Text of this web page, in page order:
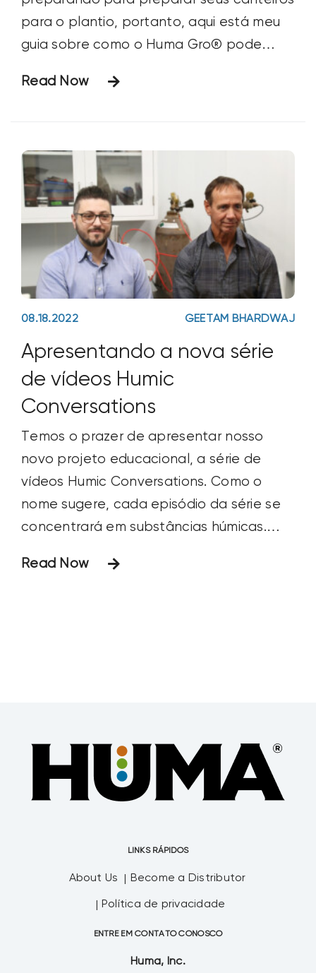
08.18.2022 GEETAM BHARDWAJ
Apresentando a nova série
de vídeos Humic
Conversations
Temos o prazer de apresentar nosso
novo projeto educacional, a série de
nome sugere, cada episódio da série se
concentrará em substâncias húmicas.
Dois dos principais pesquisadores do
nosso Humic Research Lab. Dr. Rich
Lamar e Dr. Hiarhi Monda compartilharão
seus conhecimentos com os
espectadores. No Episódio 1 desta série,
Política de privacidade
ENTRE EM CONTATO CONOSCO
Telefone 1-800-961-1220 ou 480-961-1220
FIQUE EM CONTATO